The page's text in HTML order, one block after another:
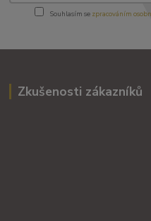
Souhlasím se zpracováním
Zkušenosti zákazníků